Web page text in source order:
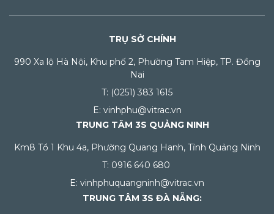
TRỤ SỞ CHÍNH
990 Xa lộ Hà Nội, Khu phố 2, Phường Tam Hiệp, TP. Đồng
Nai
T: (0251) 383 1615
E: vinhphu@vitrac.vn
TRUNG TÂM 3S QUẢNG NINH
Km8 Tổ 1 Khu 4a, Phường Quang Hanh, Tỉnh Quảng Ninh
T: 0916 640 680
E: vinhphuquangninh@vitrac.vn
TRUNG TÂM 3S ĐÀ NẴNG: